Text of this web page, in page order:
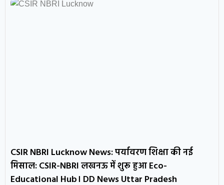
CSIR NBRI Lucknow News: पर्यावरण शिक्षा की नई
मिसाल: CSIR-NBRI लखनऊ में शुरू हुआ Eco-
Educational Hub। DD News Uttar Pradesh